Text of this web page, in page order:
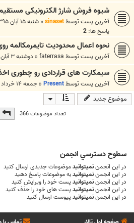
شیوه فروش شارژ الکترونیکی مستقیم
آخرین پست توسطsinaset
« شنبه ۱۵ آبان ۱۳۹۵, ۷:۵۱ ق.ظ
پاسخ ها: 2
نحوه اعمال محدودیت تایمرمکالمه
آخرین پست توسطfaterrasa
« دوشنبه ۳ آبان ۱۳۹۵, ۱۲:۳۷ ب.ظ
سیمکارت های قراردادی رو چطوری
آخرین پست توسطPresent
« جمعه ۱۴ خرداد ۱۳۹۵, ۱:۲۳ ق.ظ
موضوع جدید
تعداد موضوعات 366صفحه از8
سطوح دسترسي انجمن
در این انجمننمیتوانیدموضوعات جدیدی ارسال کنید
در این انجمننمیتوانیدبه موضوعات پاسخ دهید
در این انجمننمیتوانیدپست خود را ویرایش کنید
در این انجمننمیتوانیدپست های خود را حذف کنید
در این انجمننمیتوانیدپیوست ارسال کنید